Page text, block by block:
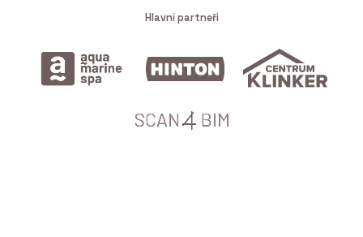
Hlavní partneři